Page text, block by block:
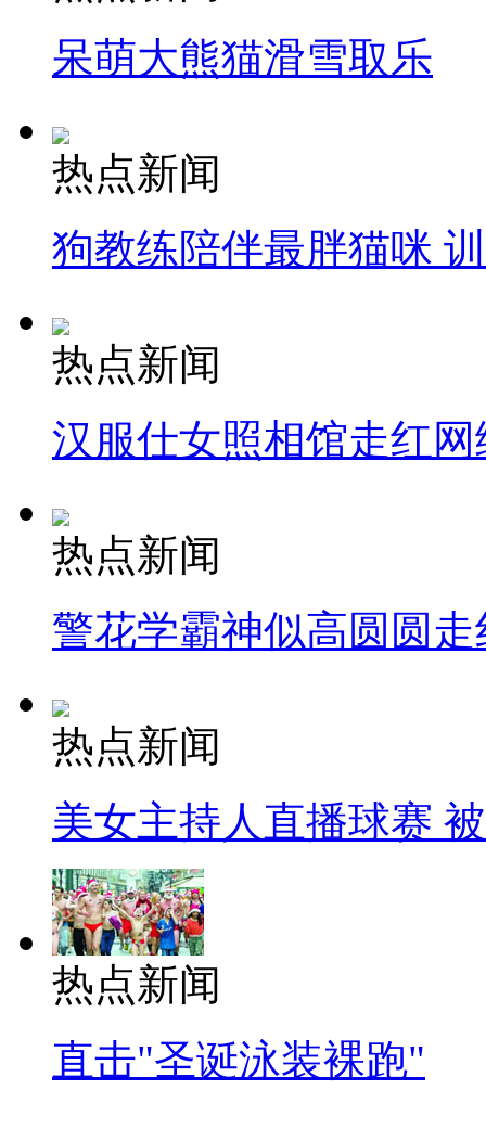
呆萌大熊猫滑雪取乐
热点新闻
狗教练陪伴最胖猫咪
热点新闻
汉服仕女照相馆走红网
热点新闻
警花学霸神似高圆圆走
热点新闻
美女主持人直播球赛
热点新闻
直击"圣诞泳装裸跑"